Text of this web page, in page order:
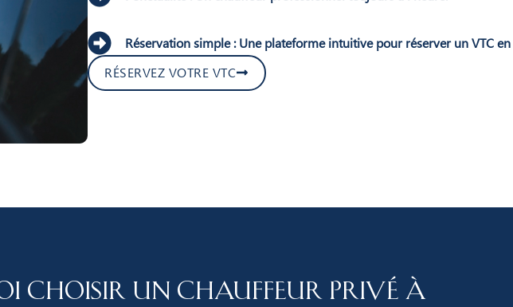
Réservation simple : Une plateforme intuitive pour réserver un VTC
RÉSERVEZ VOTRE VTC
choisir un chauffeur privé à